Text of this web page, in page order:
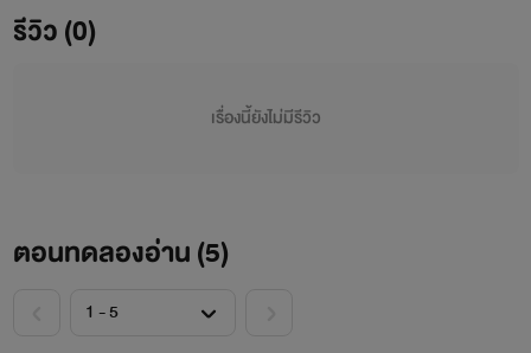
เองจะถูกพลิกผันอย่างไรเมื่อมีอีกคนที่อยู่เหนือโชคชะตามา
เปลี่ยนแปลงวินาทีของชีวิตของเขา ‘อัธการ’ เด็กหนุ่มผู้เห็น
รีวิว (0)
เรื่องนี้ยังไม่มีรีวิว
ตอนทดลองอ่าน (5)